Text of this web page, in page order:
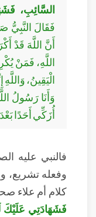
السَّائِبِ،
فَقَالَ النَّبِيُّ
أَنَّ اللَّهَ قَدْ
اللَّهِ، فَمَنْ
الْيَقِينُ،
وَأَنَا رَسُولُ
أُزَكِّي أَحَدًا
فالنبي عليه
وفعله تشريع،
كلام أم علاء
فَشَهَادَتِي عَلَيْكَ